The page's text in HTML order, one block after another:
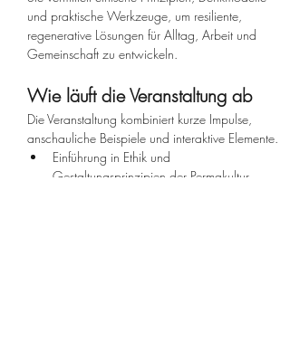
und praktische Werkzeuge, um resiliente,
regenerative Lösungen für Alltag, Arbeit und
Gemeinschaft zu entwickeln.
Wie läuft die Veranstaltung ab
Die Veranstaltung kombiniert kurze Impulse,
anschauliche Beispiele und interaktive Elemente.
Einführung in Ethik und
Gestaltungsprinzipien der Permakultur